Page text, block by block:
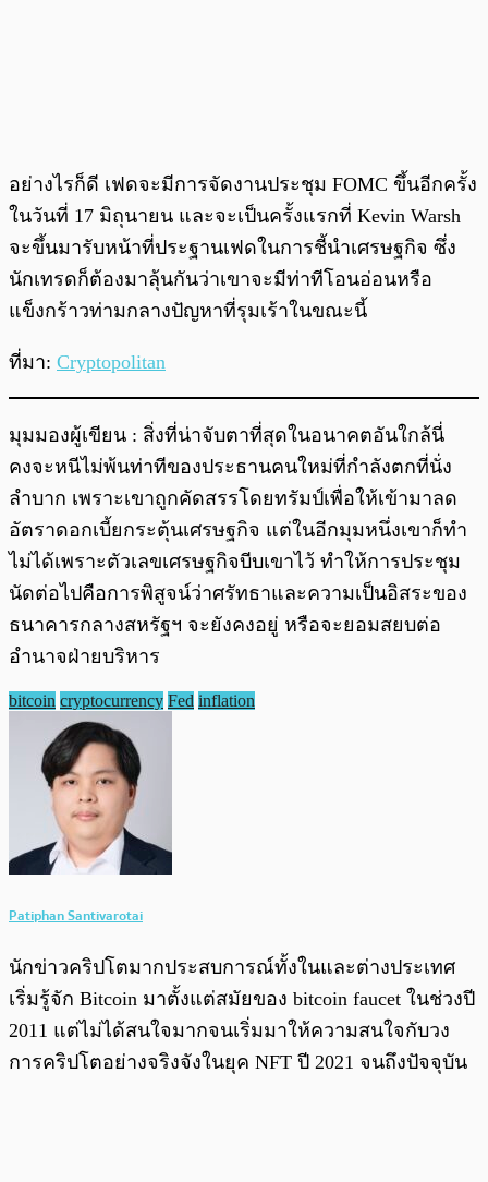
อย่างไรก็ดี เฟดจะมีการจัดงานประชุม FOMC ขึ้นอีกครั้ง
ในวันที่ 17 มิถุนายน และจะเป็นครั้งแรกที่ Kevin Warsh
จะขึ้นมารับหน้าที่ประฐานเฟดในการชี้นำเศรษฐกิจ ซึ่ง
นักเทรดก็ต้องมาลุ้นกันว่าเขาจะมีท่าทีโอนอ่อนหรือ
แข็งกร้าวท่ามกลางปัญหาที่รุมเร้าในขณะนี้
ที่มา: Cryptopolitan
มุมมองผู้เขียน : สิ่งที่น่าจับตาที่สุดในอนาคตอันใกล้นี่
คงจะหนีไม่พ้นท่าทีของประธานคนใหม่ที่กำลังตกที่นั่ง
ลำบาก เพราะเขาถูกคัดสรรโดยทรัมป์เพื่อให้เข้ามาลด
อัตราดอกเบี้ยกระตุ้นเศรษฐกิจ แต่ในอีกมุมหนึ่งเขาก็ทำ
ไม่ได้เพราะตัวเลขเศรษฐกิจบีบเขาไว้ ทำให้การประชุม
นัดต่อไปคือการพิสูจน์ว่าศรัทธาและความเป็นอิสระของ
ธนาคารกลางสหรัฐฯ จะยังคงอยู่ หรือจะยอมสยบต่อ
อำนาจฝ่ายบริหาร
bitcoin cryptocurrency Fed inflation
Patiphan Santivarotai
นักข่าวคริปโตมากประสบการณ์ทั้งในและต่างประเทศ
เริ่มรู้จัก Bitcoin มาตั้งแต่สมัยของ bitcoin faucet ในช่วงปี
2011 แต่ไม่ได้สนใจมากจนเริ่มมาให้ความสนใจกับวง
การคริปโตอย่างจริงจังในยุค NFT ปี 2021 จนถึงปัจจุบัน